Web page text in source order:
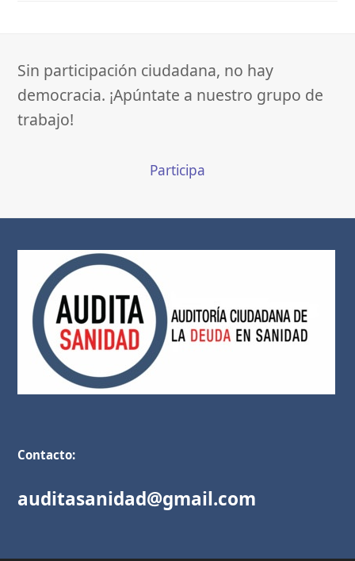
Sin participación ciudadana, no hay
democracia. ¡Apúntate a nuestro grupo de
trabajo!
Participa
Contacto:
auditasanidad@gmail.com